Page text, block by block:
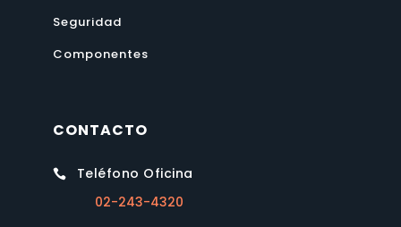
Seguridad
Componentes
CONTACTO

Teléfono Oficina
02-243-4320